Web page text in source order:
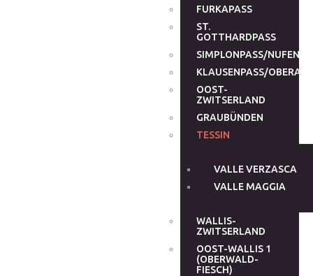
FURKAPASS
ST.
GOTTHARDPASS
SIMPLONPASS/
KLAUSENPASS/
OOST-
ZWITSERLAND
GRAUBÜNDEN
TESSIN
VALLE VERZASCA
VALLE MAGGIA
WALLIS-
ZWITSERLAND
OOST-WALLIS 1
(OBERWALD-
FIESCH)